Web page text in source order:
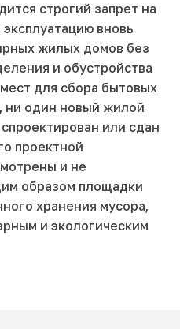
строгий запрет на
вновь
жилых домов без
и обустройства
для сбора бытовых
ни один новый жилой
или сдан
проектной
и не
образом площадки
хранения мусора,
и экологическим